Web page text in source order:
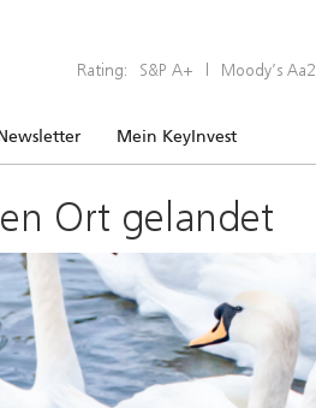
Rating: S&P A+ | Moody’s Aa2
Mein KeyInvest
Ort gelandet